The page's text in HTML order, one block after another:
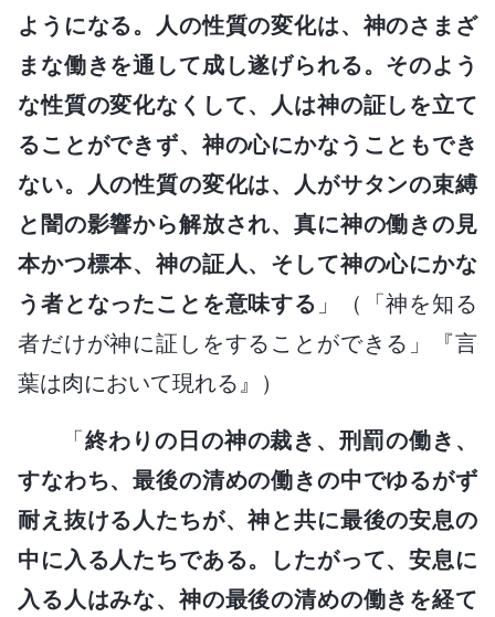
ようになる。人の性質の変化は、神のさまざ
まな働きを通して成し遂げられる。そのよう
な性質の変化なくして、人は神の証しを立て
ることができず、神の心にかなうこともでき
ない。人の性質の変化は、人がサタンの束縛
と闇の影響から解放され、真に神の働きの見
本かつ標本、神の証人、そして神の心にかな
う者となったことを意味する 」（「神を知る
者だけが神に証しをすることができる」『言
葉は肉において現れる』）
「終わりの日の神の裁き、刑罰の働き、
すなわち、最後の清めの働きの中でゆるがず
耐え抜ける人たちが、神と共に最後の安息の
中に入る人たちである。したがって、安息に
入る人はみな、神の最後の清めの働きを経て